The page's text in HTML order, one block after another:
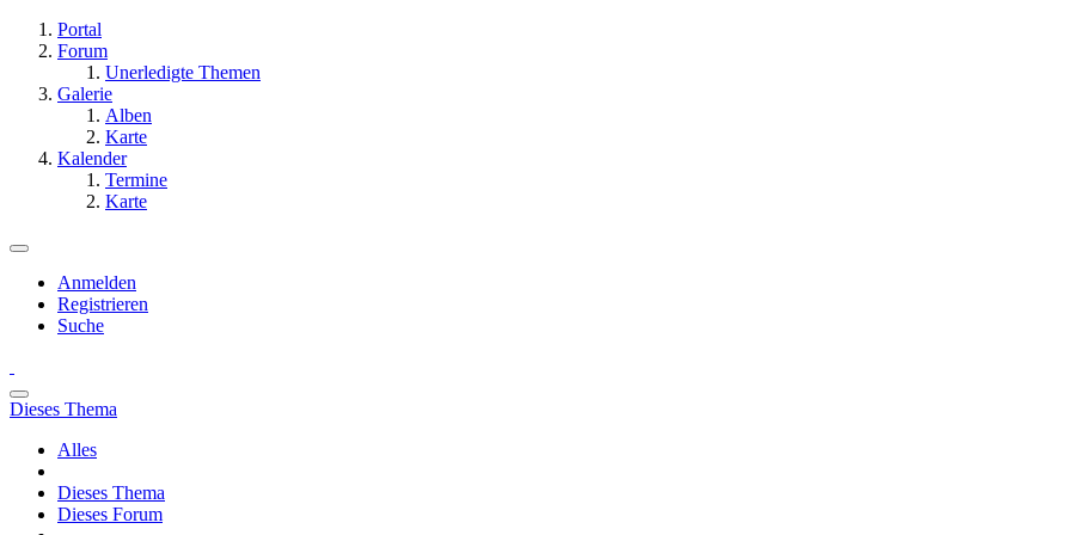
Portal
Forum
Unerledigte Themen
Galerie
Alben
Karte
Kalender
Termine
Karte
Anmelden
Registrieren
Suche
Dieses Thema
Alles
Dieses Thema
Dieses Forum